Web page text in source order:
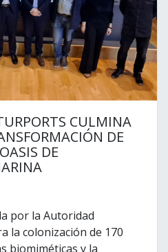
CULMINA
DE
DE
por la Autoridad
la colonización de 170
biomiméticas y la